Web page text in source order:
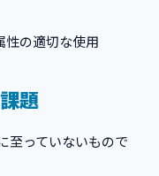
性の適切な使用
題
至っていないもので